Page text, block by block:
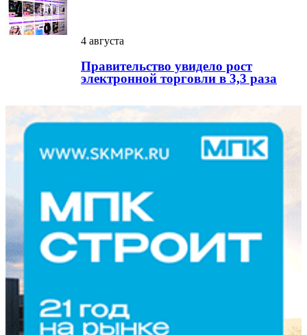
4 августа
Правительство увидело рост
электронной торговли в 3,3 раза